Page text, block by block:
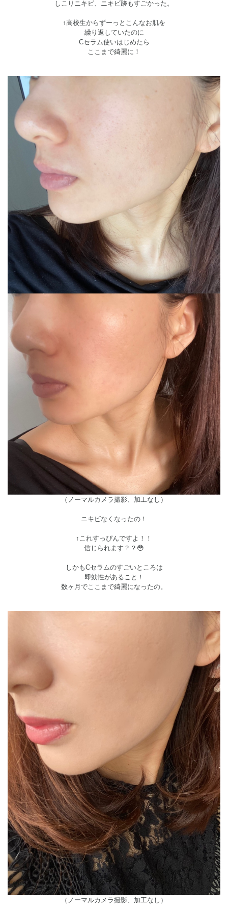
しこりニキビ、ニキビ跡もすごかった。
↑高校生からずーっとこんなお肌を
繰り返していたのに
Cセラム使いはじめたら
ここまで綺麗に！
（ノーマルカメラ撮影、加工なし）
ニキビなくなったの！
↑これすっぴんですよ！！
信じられます？？😳
しかもCセラムのすごいところは
即効性があること！
数ヶ月でここまで綺麗になったの。
（ノーマルカメラ撮影、加工なし）